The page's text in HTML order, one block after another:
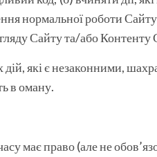
нормальної роботи
Сайту та/або Контенту
які є незаконними,
в оману.
має право (але не